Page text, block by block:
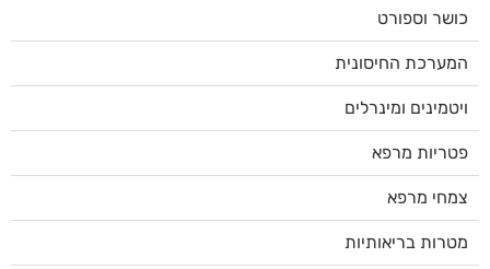
כושר וספורט
המערכת החיסונית
ויטמינים ומינרלים
פטריות מרפא
צמחי מרפא
מטרות בריאותיות